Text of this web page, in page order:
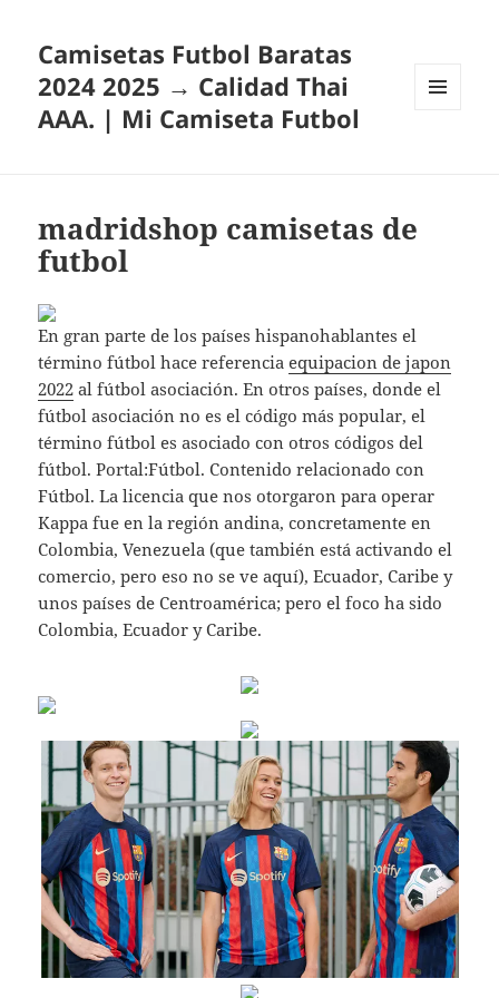
Camisetas Futbol Baratas
2024 2025 → Calidad Thai
AAA. | Mi Camiseta Futbol
madridshop camisetas de
futbol
En gran parte de los países hispanohablantes el
término fútbol hace referenciaequipacion de japon
2022 al fútbol asociación. En otros países, donde el
fútbol asociación no es el código más popular, el
término fútbol es asociado con otros códigos del
fútbol. Portal:Fútbol. Contenido relacionado con
Fútbol. La licencia que nos otorgaron para operar
Kappa fue en la región andina, concretamente en
Colombia, Venezuela (que también está activando el
comercio, pero eso no se ve aquí), Ecuador, Caribe y
unos países de Centroamérica; pero el foco ha sido
Colombia, Ecuador y Caribe.